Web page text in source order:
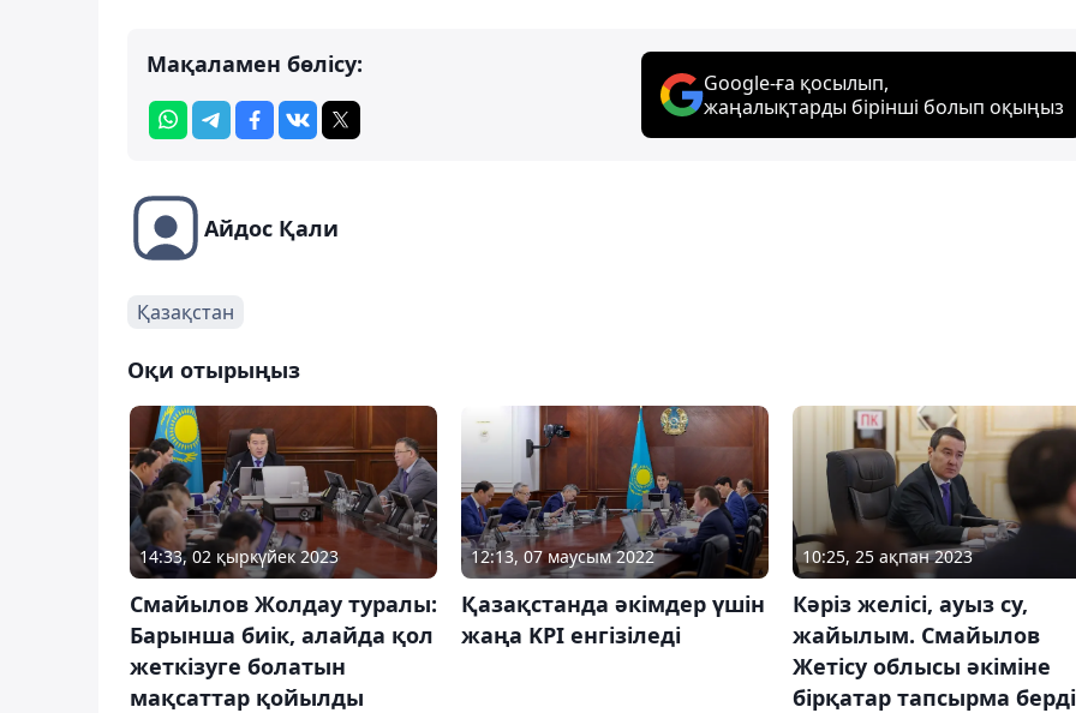
Мақаламен бөлісу:
Google-ға қосылып,
жаңалықтарды бірінші болып оқыңыз
Айдос Қали
Қазақстан
Оқи отырыңыз
14:33, 02 қыркүйек 2023
Смайылов Жолдау туралы:
Барынша биік, алайда қол
жеткізуге болатын
мақсаттар қойылды
12:13, 07 маусым 2022
Қазақстанда әкімдер үшін
жаңа KPI енгізіледі
10:25, 25 ақпан 2023
Кәріз желісі, ауыз су,
жайылым. Смайылов
Жетісу облысы әкіміне
бірқатар тапсырма берді